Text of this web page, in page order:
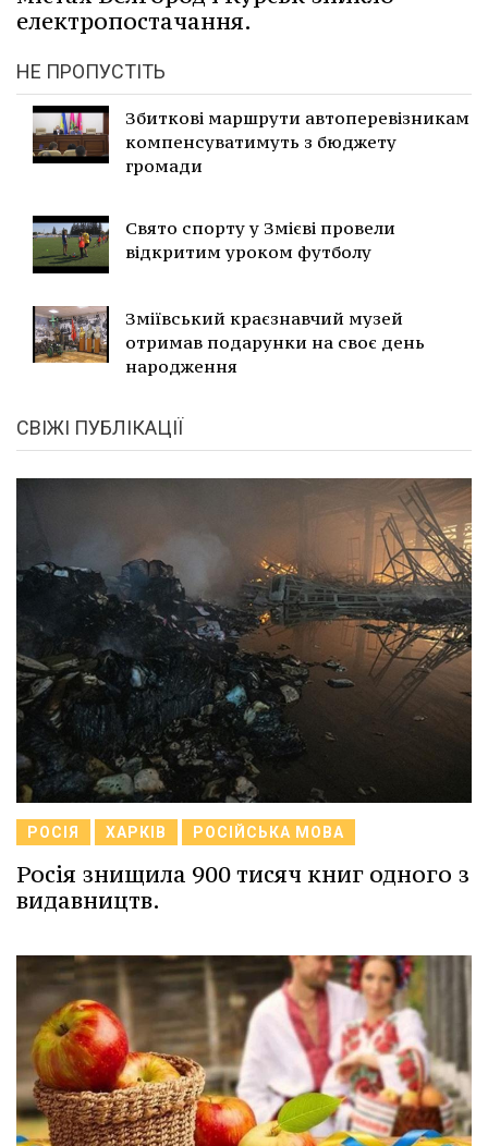
електропостачання.
НЕ ПРОПУСТІТЬ
Збиткові маршрути автоперевізникам
компенсуватимуть з бюджету
громади
Свято спорту у Змієві провели
відкритим уроком футболу
Зміївський краєзнавчий музей
отримав подарунки на своє день
народження
СВІЖІ ПУБЛІКАЦІЇ
РОСІЯ ХАРКІВ РОСІЙСЬКА МОВА
Росія знищила 900 тисяч книг одного з
видавництв.